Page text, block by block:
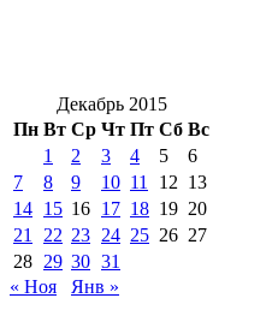
Декабрь 2015
Пн Вт Ср Чт Пт Сб Вс
1
2 3 4 5
6
7
8 9 10 11 12 13
14 15 16 17 18 19 20
21
22 23 24 25 26 27
28 29 30 31
« Ноя
Янв »